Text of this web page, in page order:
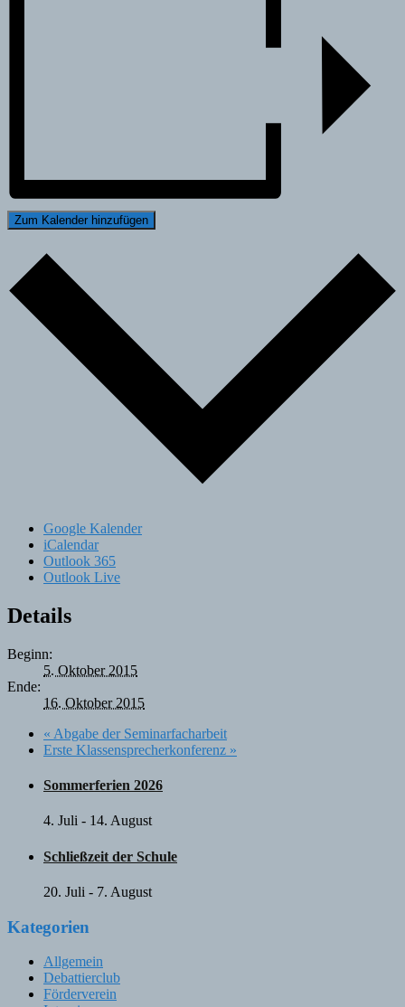
Zum Kalender hinzufügen
Google Kalender
iCalendar
Outlook 365
Outlook Live
Details
Beginn:
5. Oktober 2015
Ende:
16. Oktober 2015
« Abgabe der Seminarfacharbeit
Erste Klassensprecherkonferenz »
Sommerferien 2026
4. Juli - 14. August
Schließzeit der Schule
20. Juli - 7. August
Kategorien
Allgemein
Debattierclub
Förderverein